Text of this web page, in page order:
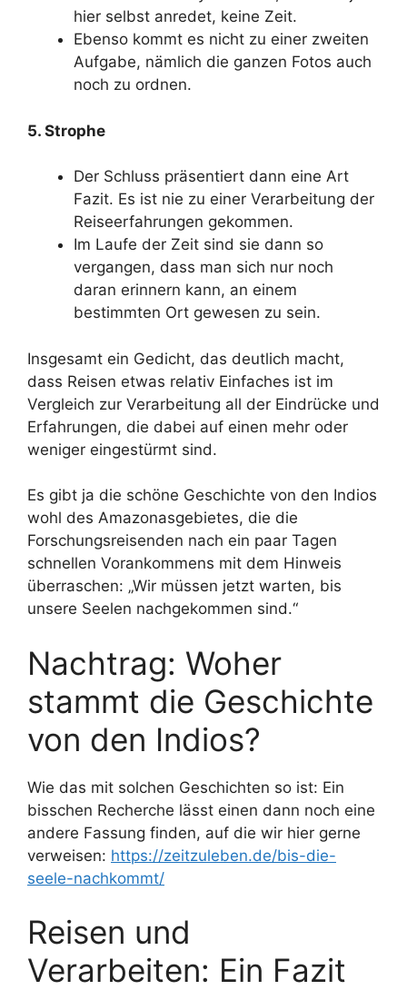
hier selbst anredet, keine Zeit.
Ebenso kommt es nicht zu einer zweiten
Aufgabe, nämlich die ganzen Fotos auch
noch zu ordnen.
5. Strophe
Der Schluss präsentiert dann eine Art
Fazit. Es ist nie zu einer Verarbeitung der
Reiseerfahrungen gekommen.
Im Laufe der Zeit sind sie dann so
vergangen, dass man sich nur noch
daran erinnern kann, an einem
bestimmten Ort gewesen zu sein.
Insgesamt ein Gedicht, das deutlich macht,
dass Reisen etwas relativ Einfaches ist im
Vergleich zur Verarbeitung all der Eindrücke und
Erfahrungen, die dabei auf einen mehr oder
weniger eingestürmt sind.
Es gibt ja die schöne Geschichte von den Indios
wohl des Amazonasgebietes, die die
Forschungsreisenden nach ein paar Tagen
schnellen Vorankommens mit dem Hinweis
überraschen: „Wir müssen jetzt warten, bis
unsere Seelen nachgekommen sind.“
Nachtrag: Woher
stammt die Geschichte
von den Indios?
Wie das mit solchen Geschichten so ist: Ein
bisschen Recherche lässt einen dann noch eine
andere Fassung finden, auf die wir hier gerne
verweisen: https://zeitzuleben.de/bis-die-
seele-nachkommt/
Reisen und
Verarbeiten: Ein Fazit